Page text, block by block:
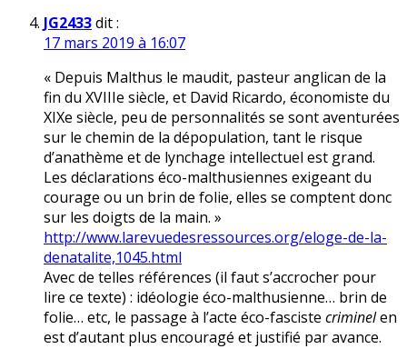
JG2433dit :
17 mars 2019 à 16:07
« Depuis Malthus le maudit, pasteur anglican de la
fin du XVIIIe siècle, et David Ricardo, économiste du
XIXe siècle, peu de personnalités se sont aventurées
sur le chemin de la dépopulation, tant le risque
d’anathème et de lynchage intellectuel est grand.
Les déclarations éco-malthusiennes exigeant du
courage ou un brin de folie, elles se comptent donc
sur les doigts de la main. »
http://www.larevuedesressources.org/eloge-de-la-
denatalite,1045.html
Avec de telles références (il faut s’accrocher pour
lire ce texte) : idéologie éco-malthusienne… brin de
folie… etc, le passage à l’acte éco-fasciste criminelen
est d’autant plus encouragé et justifié par avance.